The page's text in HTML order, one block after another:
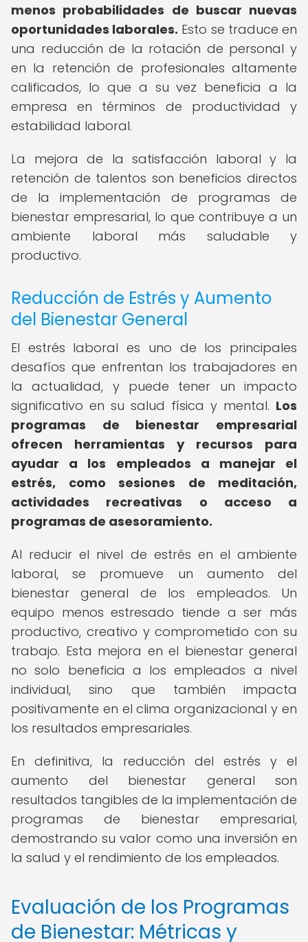
menos probabilidades de buscar nuevas
oportunidades laborales. Esto se traduce en
una reducción de la rotación de personal y
en la retención de profesionales altamente
calificados, lo que a su vez beneficia a la
empresa en términos de productividad y
estabilidad laboral.
La mejora de la satisfacción laboral y la
retención de talentos son beneficios directos
de la implementación de programas de
bienestar empresarial, lo que contribuye a un
ambiente laboral más saludable y
productivo.
Reducción de Estrés y Aumento
del Bienestar General
El estrés laboral es uno de los principales
desafíos que enfrentan los trabajadores en
la actualidad, y puede tener un impacto
significativo en su salud física y mental. Los
programas de bienestar empresarial
ofrecen herramientas y recursos para
ayudar a los empleados a manejar el
estrés, como sesiones de meditación,
actividades recreativas o acceso a
programas de asesoramiento.
Al reducir el nivel de estrés en el ambiente
laboral, se promueve un aumento del
bienestar general de los empleados. Un
equipo menos estresado tiende a ser más
productivo, creativo y comprometido con su
trabajo. Esta mejora en el bienestar general
no solo beneficia a los empleados a nivel
individual, sino que también impacta
positivamente en el clima organizacional y en
los resultados empresariales.
En definitiva, la reducción del estrés y el
aumento del bienestar general son
resultados tangibles de la implementación de
programas de bienestar empresarial,
demostrando su valor como una inversión en
la salud y el rendimiento de los empleados.
Evaluación de los Programas
de Bienestar: Métricas y